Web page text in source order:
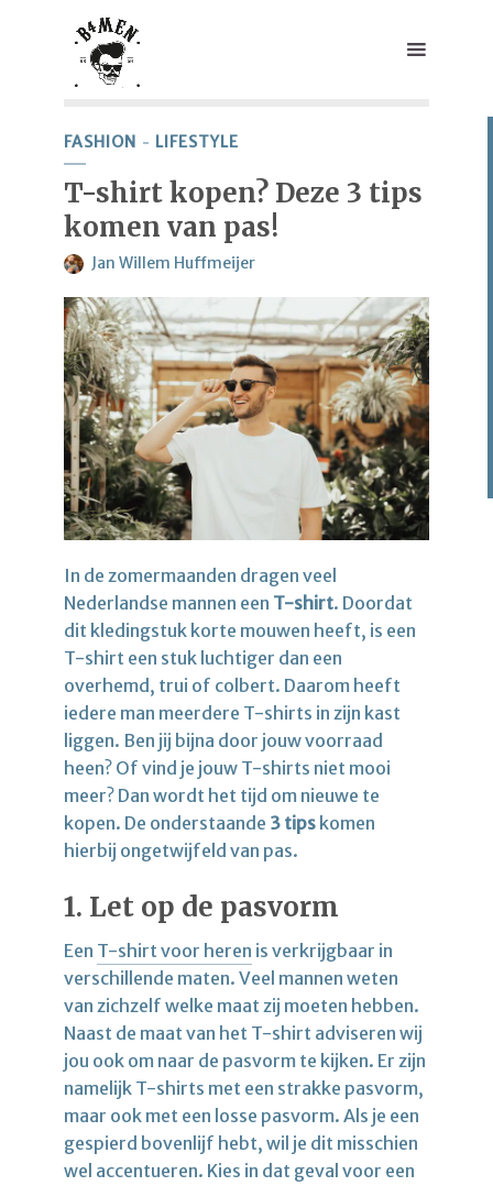
FASHION LIFESTYLE
T-shirt kopen? Deze 3 tips
komen van pas!
Jan Willem Huffmeijer
In de zomermaanden dragen veel
Nederlandse mannen een T-shirt. Doordat
dit kledingstuk korte mouwen heeft, is een
T-shirt een stuk luchtiger dan een
overhemd, trui of colbert. Daarom heeft
iedere man meerdere T-shirts in zijn kast
liggen. Ben jij bijna door jouw voorraad
heen? Of vind je jouw T-shirts niet mooi
meer? Dan wordt het tijd om nieuwe te
kopen. De onderstaande 3 tips komen
hierbij ongetwijfeld van pas.
1. Let op de pasvorm
Een T-shirt voor heren is verkrijgbaar in
verschillende maten. Veel mannen weten
van zichzelf welke maat zij moeten hebben.
Naast de maat van het T-shirt adviseren wij
jou ook om naar de pasvorm te kijken. Er zijn
namelijk T-shirts met een strakke pasvorm,
maar ook met een losse pasvorm. Als je een
gespierd bovenlijf hebt, wil je dit misschien
wel accentueren. Kies in dat geval voor een